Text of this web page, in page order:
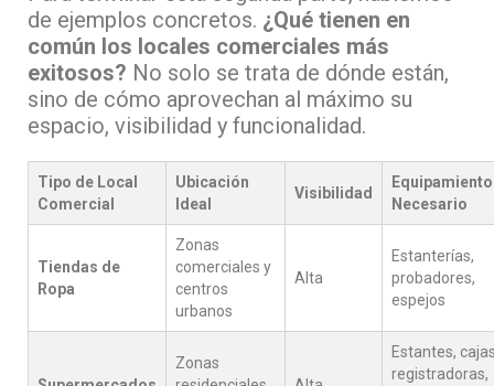
de ejemplos concretos. ¿Qué tienen en
común los locales comerciales más
exitosos? No solo se trata de dónde están,
sino de cómo aprovechan al máximo su
espacio, visibilidad y funcionalidad.
Tipo de Local
Comercial
Ubicación
Ideal
Visibilidad
Equipamiento
Necesario
Tiendas de
Ropa
Zonas
comerciales y
centros
urbanos
Alta
Estanterías,
probadores,
espejos
Zonas
Estantes,
registradoras,